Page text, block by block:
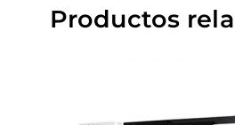
Productos